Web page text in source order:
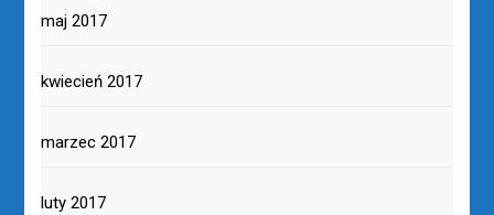
maj 2017
kwiecień 2017
marzec 2017
luty 2017